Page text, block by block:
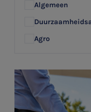
Agro
Algemeen